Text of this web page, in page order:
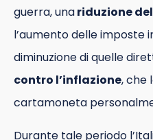
guerra, unariduzione
l’aumento delle imposte
diminuzione di quelle
contro l’inflazione, che
cartamoneta
Durante tale periodo